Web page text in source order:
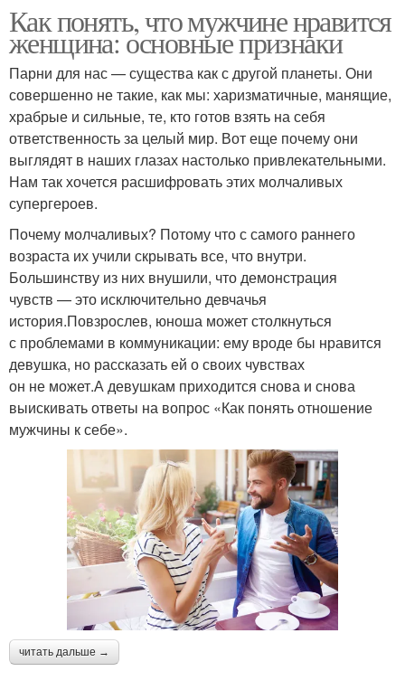
Как понять, что мужчине нравится
женщина: основные признаки
Парни для нас — существа как с другой планеты. Они
совершенно не такие, как мы: харизматичные, манящие,
храбрые и сильные, те, кто готов взять на себя
ответственность за целый мир. Вот еще почему они
выглядят в наших глазах настолько привлекательными.
Нам так хочется расшифровать этих молчаливых
супергероев.
Почему молчаливых? Потому что с самого раннего
возраста их учили скрывать все, что внутри.
Большинству из них внушили, что демонстрация
чувств — это исключительно девчачья
история.Повзрослев, юноша может столкнуться
с проблемами в коммуникации: ему вроде бы нравится
девушка, но рассказать ей о своих чувствах
он не может.А девушкам приходится снова и снова
выискивать ответы на вопрос «Как понять отношение
мужчины к себе».
читать дальше →